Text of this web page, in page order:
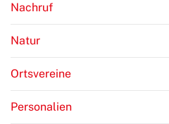
Nachruf
Natur
Ortsvereine
Personalien